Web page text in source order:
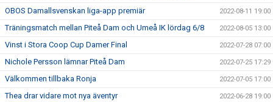
OBOS Damallsvenskan liga-app premiär 2022-08-11 19:00
Träningsmatch mellan Piteå Dam och Umeå IK lördag 6/8 2022-08-05 13:00
Vinst i Stora Coop Cup Damer Final 2022-07-28 07:00
Nichole Persson lämnar Piteå Dam 2022-07-25 17:29
Välkommen tillbaka Ronja 2022-07-05 17:00
Thea drar vidare mot nya äventyr 2022-06-28 19:00